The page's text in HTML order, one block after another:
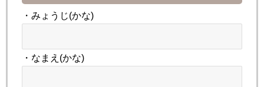
・みょうじ(かな)
・なまえ(かな)